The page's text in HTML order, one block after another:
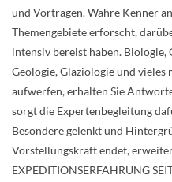
und Vorträgen. Wahre Kenner
Themengebiete erforscht,
intensiv bereist haben. Biologie,
Geologie, Glaziologie und
aufwerfen, erhalten Sie
sorgt die Expertenbegleitung
Besondere gelenkt und
Vorstellungskraft endet,
EXPEDITIONSERFAHRUNG